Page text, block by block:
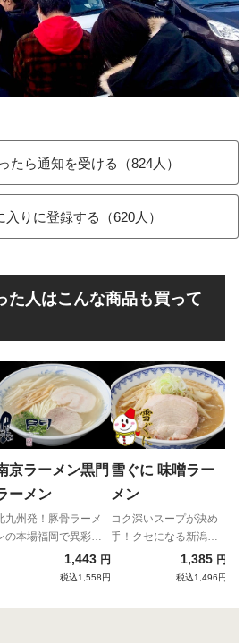
たら通知を受ける（824人）
入りに登録する（620人）
た人はこんな商品も買って
京ラーメン黒門
ーメン
九州発！豚骨ラーメ
の本場福岡で異彩を
放つ、端正な豚骨清湯
1,443 円
税込1,558円
雪ぐに 味噌ラー
メン
コク深いスープが決め
手！クセになる新潟妙
高味噌ラーメン！1,385 円
税込1,496円